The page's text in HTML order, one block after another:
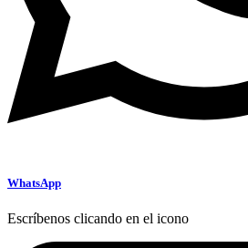
WhatsApp
Escríbenos clicando en el icono